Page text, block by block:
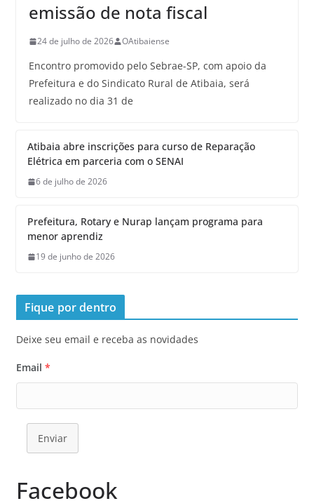
emissão de nota fiscal
24 de julho de 2026 OAtibaiense
Encontro promovido pelo Sebrae-SP, com apoio da
Prefeitura e do Sindicato Rural de Atibaia, será
realizado no dia 31 de
Atibaia abre inscrições para curso de Reparação
Elétrica em parceria com o SENAI
6 de julho de 2026
Prefeitura, Rotary e Nurap lançam programa para
menor aprendiz
19 de junho de 2026
Fique por dentro
Deixe seu email e receba as novidades
Email *
Enviar
Facebook